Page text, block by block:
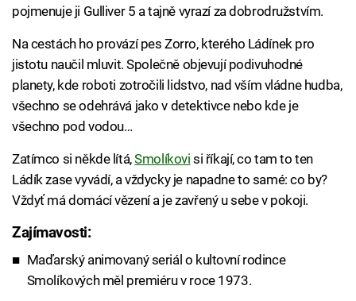
pojmenuje ji Gulliver 5 a tajně vyrazí za dobrodružstvím.
Na cestách ho provází pes Zorro, kterého Ládínek pro
jistotu naučil mluvit. Společně objevují podivuhodné
planety, kde roboti zotročili lidstvo, nad vším vládne hudba,
všechno se odehrává jako v detektivce nebo kde je
všechno pod vodou…
Zatímco si někde lítá,Smolíkovi si říkají, co tam to ten
Ládík zase vyvádí, a vždycky je napadne to samé: co by?
Vždyť má domácí vězení a je zavřený u sebe v pokoji.
Zajímavosti:
Maďarský animovaný seriál o kultovní rodince
Smolíkových měl premiéru v roce 1973.